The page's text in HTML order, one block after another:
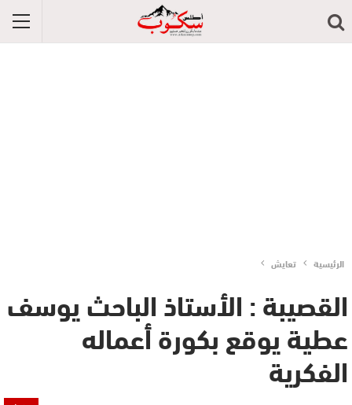
الرئيسية تعايش
القصيبة : الأستاذ الباحث يوسف
عطية يوقع بكورة أعماله
الفكرية